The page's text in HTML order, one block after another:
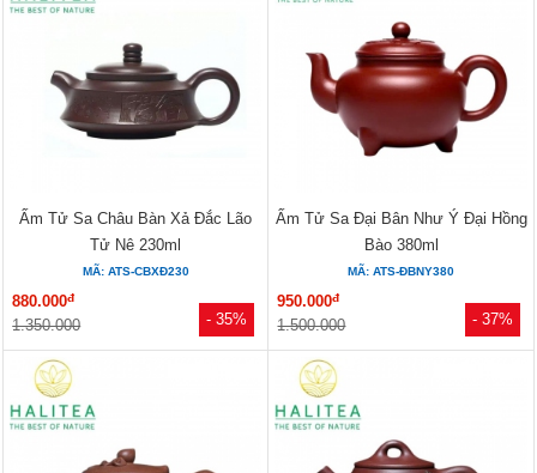
- 35%
Ấm Tử Sa Châu Bàn Xả Đắc Lão
Tử Nê 230ml
MÃ: ATS-CBXĐ230
880.000đ
1.350.000 - 37%
Ấm Tử Sa Đại Bân Như Ý Đại Hồng
Bào 380ml
MÃ: ATS-ĐBNY380
950.000đ
1.500.000